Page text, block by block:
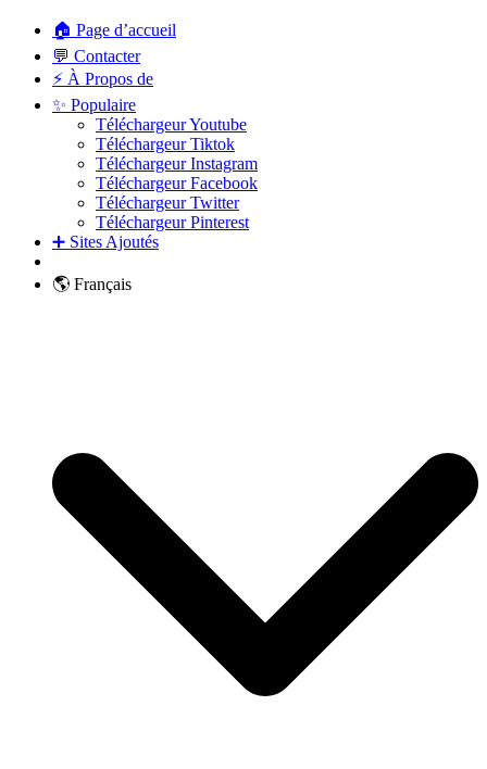
🏠 Page d’accueil
💬 Contacter
⚡ À Propos de
✨ Populaire
Téléchargeur Youtube
Téléchargeur Tiktok
Téléchargeur Instagram
Téléchargeur Facebook
Téléchargeur Twitter
Téléchargeur Pinterest
➕ Sites Ajoutés
🌎 Français